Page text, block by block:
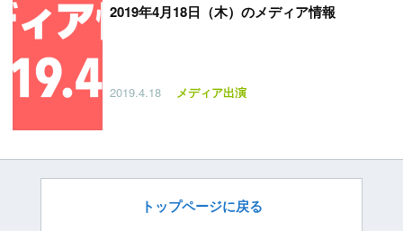
2019年4月18日（木）のメディア情報
2019.4.18 メディア出演
トップページに戻る